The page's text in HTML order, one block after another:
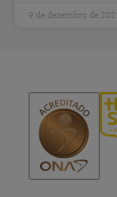
9 de dezembro de